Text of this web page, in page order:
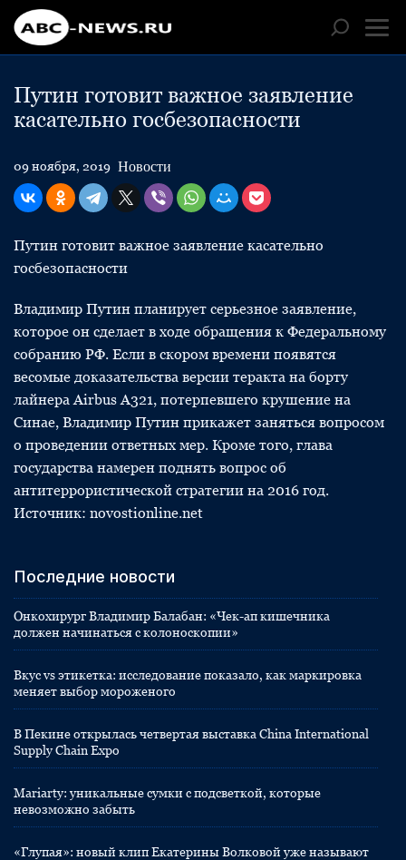
Путин готовит важное заявление
касательно госбезопасности
09 ноября, 2019 Новости
Путин готовит важное заявление касательно
госбезопасности
Владимир Путин планирует серьезное заявление,
которое он сделает в ходе обращения к Федеральному
собранию РФ. Если в скором времени появятся
весомые доказательства версии теракта на борту
лайнера Airbus A321, потерпевшего крушение на
Синае, Владимир Путин прикажет заняться вопросом
о проведении ответных мер. Кроме того, глава
государства намерен поднять вопрос об
антитеррористической стратегии на 2016 год.
Источник: novostionline.net
Последние новости
Онкохирург Владимир Балабан: «Чек-ап кишечника
должен начинаться с колоноскопии»
Вкус vs этикетка: исследование показало, как маркировка
меняет выбор мороженого
В Пекине открылась четвертая выставка China International
Supply Chain Expo
Mariarty: уникальные сумки с подсветкой, которые
невозможно забыть
«Глупая»: новый клип Екатерины Волковой уже называют